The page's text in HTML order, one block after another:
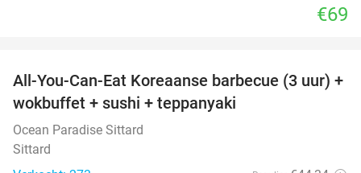
€69
21%
All-You-Can-Eat Koreaanse barbecue (3 uur) +
wokbuffet + sushi + teppanyaki
Ocean Paradise Sittard
Sittard